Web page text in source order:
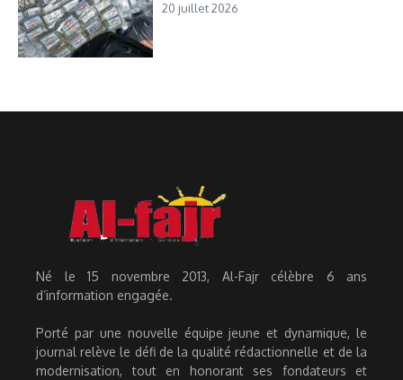
20 juillet 2026
Né le 15 novembre 2013, Al-Fajr célèbre 6 ans
d’information engagée.
Porté par une nouvelle équipe jeune et dynamique, le
journal relève le défi de la qualité rédactionnelle et de la
modernisation, tout en honorant ses fondateurs et